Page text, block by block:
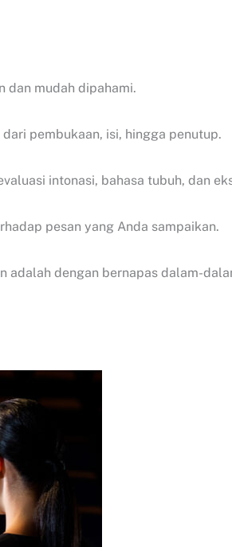
dan mudah dipahami.
pembukaan, isi, hingga penutup.
intonasi, bahasa tubuh, dan
pesan yang Anda sampaikan.
adalah dengan bernapas dalam-